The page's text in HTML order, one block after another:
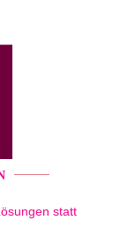
statt